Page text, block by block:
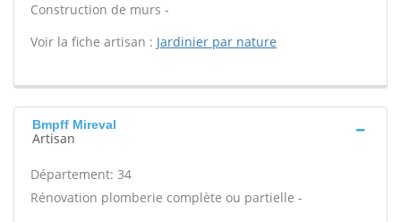
Construction de murs -
Voir la fiche artisan : Jardinier par nature
Bmpff Mireval
Artisan
Département: 34
Rénovation plomberie complète ou partielle -